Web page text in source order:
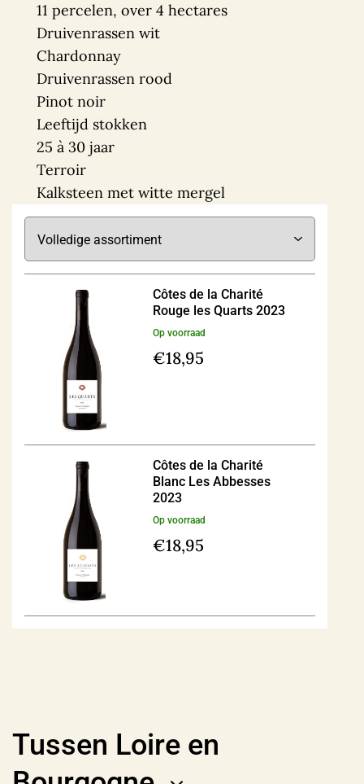
11 percelen, over 4 hectares
Druivenrassen wit
Chardonnay
Druivenrassen rood
Pinot noir
Leeftijd stokken
25 à 30 jaar
Terroir
Kalksteen met witte mergel
Côtes de la Charité
Rouge les Quarts 2023
Op voorraad
€18,95
Côtes de la Charité
Blanc Les Abbesses
2023
Op voorraad
€18,95
Tussen Loire en